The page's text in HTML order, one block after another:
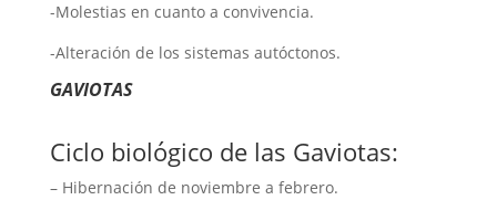
-Molestias en cuanto a convivencia.
-Alteración de los sistemas autóctonos.
GAVIOTAS
Ciclo biológico de las Gaviotas:
– Hibernación de noviembre a febrero.